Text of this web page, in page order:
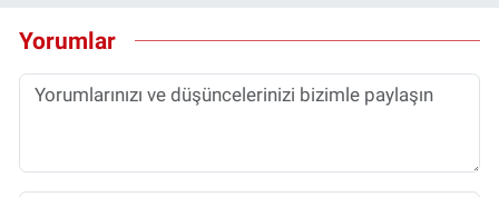
Yorumlar